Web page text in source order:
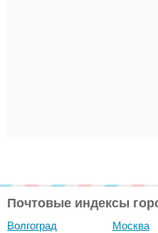
Почтовые индексы
Волгоград Москва